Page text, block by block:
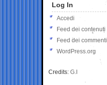
Log In
Accedi
Feed dei contenuti
Feed dei commenti
WordPress.org
Credits: G.I